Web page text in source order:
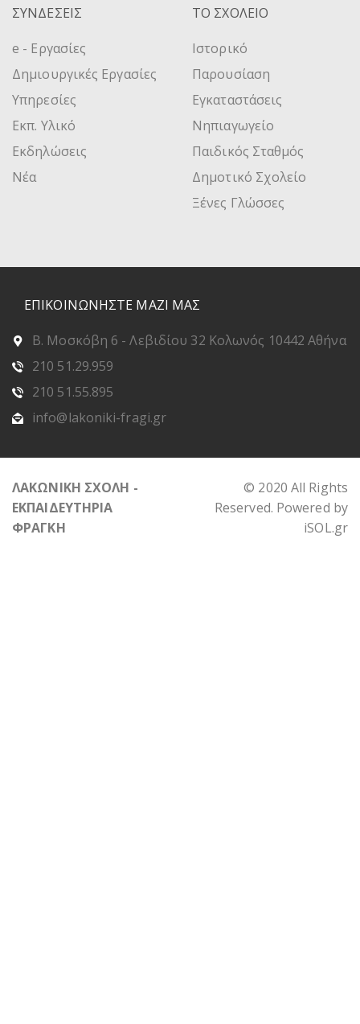
ΣΥΝΔΕΣΕΙΣ
e - Εργασίες
Δημιουργικές Εργασίες
Υπηρεσίες
Εκπ. Υλικό
Εκδηλώσεις
Νέα
ΤΟ ΣΧΟΛΕΙΟ
Ιστορικό
Παρουσίαση
Εγκαταστάσεις
Νηπιαγωγείο
Παιδικός Σταθμός
Δημοτικό Σχολείο
Ξένες Γλώσσες
ΕΠΙΚΟΙΝΩΝΗΣΤΕ ΜΑΖΙ ΜΑΣ
Β. Μοσκόβη 6 - Λεβιδίου 32 Κολωνός 10442 Αθήνα
210 51.29.959
210 51.55.895
info@lakoniki-fragi.gr
ΛΑΚΩΝΙΚΗ ΣΧΟΛΗ -
ΕΚΠΑΙΔΕΥΤΗΡΙΑ
ΦΡΑΓΚΗ
© 2020 All Rights
Reserved. Powered by
iSOL.gr